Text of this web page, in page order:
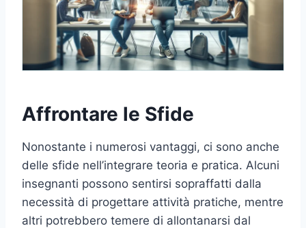
Affrontare le Sfide
Nonostante i numerosi vantaggi, ci sono anche
delle sfide nell’integrare teoria e pratica. Alcuni
insegnanti possono sentirsi sopraffatti dalla
necessità di progettare attività pratiche, mentre
altri potrebbero temere di allontanarsi dal